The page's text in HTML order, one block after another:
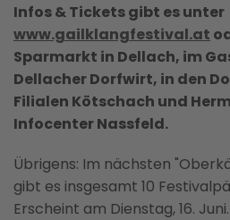
Infos & Tickets gibt es unter
www.gailklangfestival.at
Sparmarkt in Dellach, im
Dellacher Dorfwirt, in den
Filialen Kötschach und
Infocenter Nassfeld.
Übrigens: Im nächsten
gibt es insgesamt 10
Erscheint am Dienstag, 16. Juni.